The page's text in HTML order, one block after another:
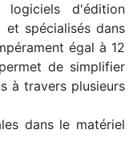
logiciels d'édition
et spécialisés dans
égal à 12
de simplifier
à travers plusieurs
dans le matériel